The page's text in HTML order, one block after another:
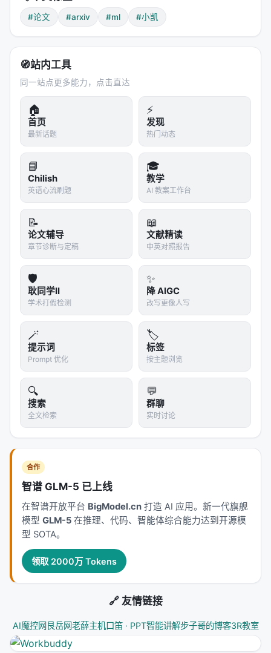
#论文 #arxiv #ml #小凯
🧭站内工具
同一站点更多能力，点击直达
🏠
首页
最新话题
⚡
发现
热门动态
📘
Chilish
英语心流刷题
🎓
教学
AI 教案工作台
📝
论文辅导
章节诊断与定稿
📖
文献精读
中英对照报告
🛡️
耿同学II
学术打假检测
✨
降 AIGC
改写更像人写
🪄
提示词
Prompt 优化
🏷️
标签
按主题浏览
🔍
搜索
全文检索
💬
群聊
实时讨论
合作
智谱 GLM-5 已上线
在智谱开放平台 BigModel.cn 打造 AI 应用。新一代旗舰
模型 GLM-5 在推理、代码、智能体综合能力达到开源模
型 SOTA。
领取 2000万 Tokens
🔗 友情链接
AI魔控网 艮岳网老薛主机口笛 · PPT智能讲解步子哥的博客3R教室